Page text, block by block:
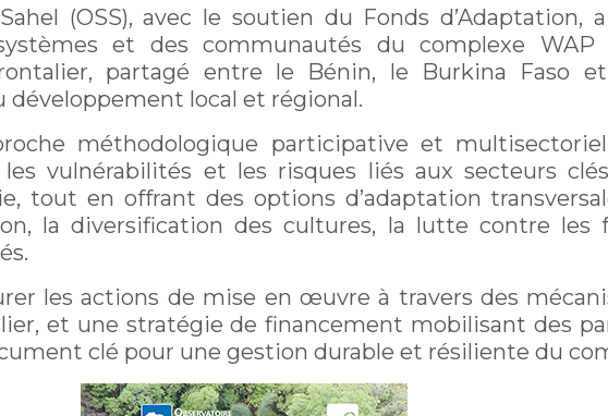
(OSS), avec le soutien du Fonds d’Adaptation,
et des communautés du complexe WAP
partagé entre le Bénin, le Burkina Faso
local et régional.
méthodologique participative et
vulnérabilités et les risques liés aux secteurs
tout en offrant des options d’adaptation
la diversification des cultures, la lutte contre les
les actions de mise en œuvre à travers des
et une stratégie de financement mobilisant des
clé pour une gestion durable et résiliente du